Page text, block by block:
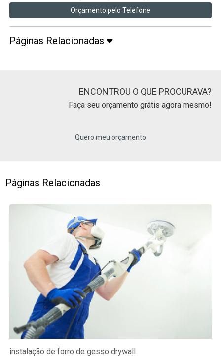
Orçamento pelo Telefone
Páginas Relacionadas
ENCONTROU O QUE PROCURAVA?
Faça seu orçamento grátis agora mesmo!
Quero meu orçamento
Páginas Relacionadas
instalação de forro de gesso drywall